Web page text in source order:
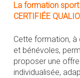
La formation
CERTIFIÉE
Cette formation,
et bénévoles,
proposer une
individualisée,